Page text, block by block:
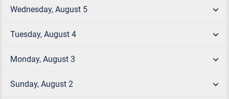
Wednesday, August 5
Tuesday, August 4
Monday, August 3
Sunday, August 2